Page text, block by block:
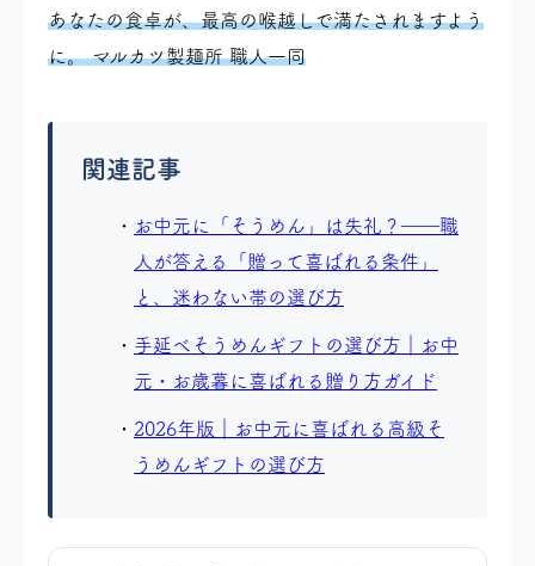
あなたの食卓が、最高の喉越しで満たされますよう
に。 マルカツ製麺所 職人一同
関連記事
お中元に「そうめん」は失礼？――職
人が答える「贈って喜ばれる条件」
と、迷わない帯の選び方
手延べそうめんギフトの選び方｜お中
元・お歳暮に喜ばれる贈り方ガイド
2026年版｜お中元に喜ばれる高級そ
うめんギフトの選び方